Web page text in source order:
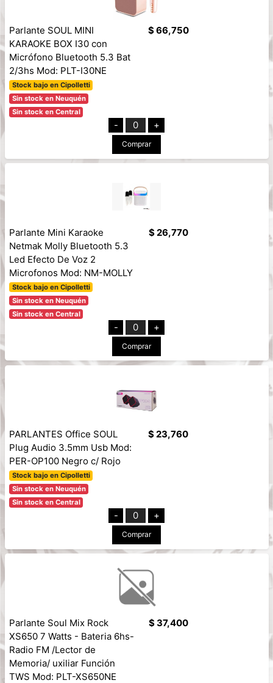
Parlante SOUL MINI
KARAOKE BOX I30 con
Micrófono Bluetooth 5.3 Bat
2/3hs Mod: PLT-I30NE
Stock bajo en Cipolletti
Sin stock en Neuquén
Sin stock en Central
$ 66,750
- 0 +
Comprar
Parlante Mini Karaoke
Netmak Molly Bluetooth 5.3
Led Efecto De Voz 2
Microfonos Mod: NM-MOLLY
Stock bajo en Cipolletti
Sin stock en Neuquén
Sin stock en Central
$ 26,770
- 0 +
Comprar
PARLANTES Office SOUL
Plug Audio 3.5mm Usb Mod:
PER-OP100 Negro c/ Rojo
Stock bajo en Cipolletti
Sin stock en Neuquén
Sin stock en Central
$ 23,760
- 0 +
Comprar
Parlante Soul Mix Rock
XS650 7 Watts - Bateria 6hs-
Radio FM /Lector de
Memoria/ uxiliar Función
TWS Mod: PLT-XS650NE
$ 37,400